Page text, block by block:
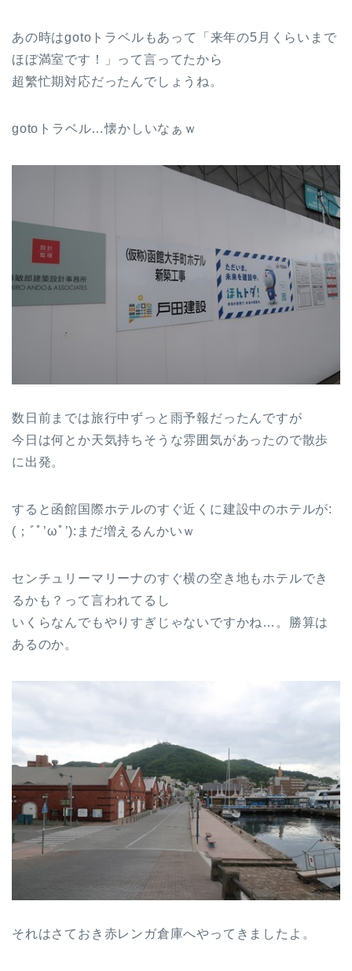
あの時はgotoトラベルもあって「来年の5月くらいまで
ほぼ満室です！」って言ってたから
超繁忙期対応だったんでしょうね。
gotoトラベル…懐かしいなぁｗ
数日前までは旅行中ずっと雨予報だったんですが
今日は何とか天気持ちそうな雰囲気があったので散歩
に出発。
すると函館国際ホテルのすぐ近くに建設中のホテルが:
(；ﾞﾟ’ωﾟ’):まだ増えるんかいｗ
センチュリーマリーナのすぐ横の空き地もホテルでき
るかも？って言われてるし
いくらなんでもやりすぎじゃないですかね…。勝算は
あるのか。
それはさておき赤レンガ倉庫へやってきましたよ。